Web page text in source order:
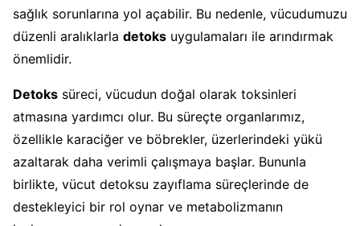
sağlık sorunlarına yol açabilir. Bu nedenle, vücudumuzu
düzenli aralıklarla detoks uygulamaları ile arındırmak
önemlidir.
Detoks süreci, vücudun doğal olarak toksinleri
atmasına yardımcı olur. Bu süreçte organlarımız,
özellikle karaciğer ve böbrekler, üzerlerindeki yükü
azaltarak daha verimli çalışmaya başlar. Bununla
birlikte, vücut detoksu zayıflama süreçlerinde de
destekleyici bir rol oynar ve metabolizmanın